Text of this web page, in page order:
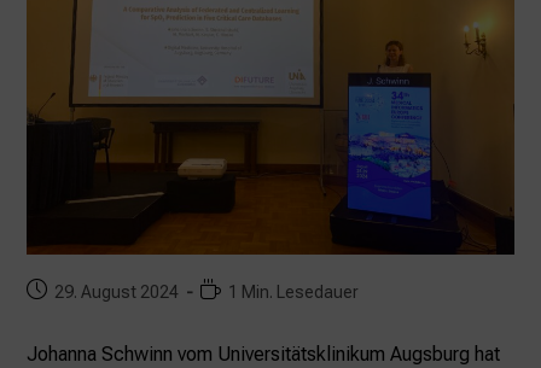
Beitrag29. August 2024 Lesedauer:
1 Min. Lesedauer
Johanna Schwinn vom Universitätsklinikum Augsburg hat